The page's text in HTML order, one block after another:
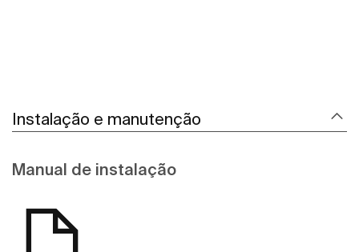
Instalação e manutenção
Manual de instalação